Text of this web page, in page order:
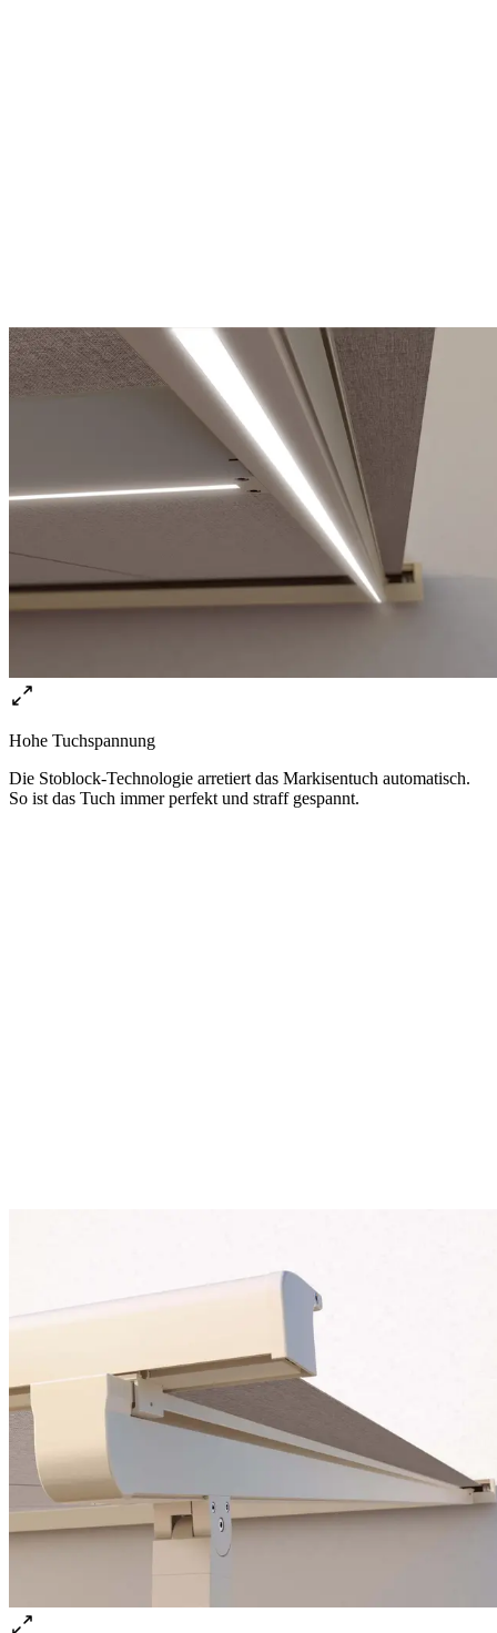
Hohe Tuchspannung
Die Stoblock-Technologie arretiert das Markisentuch automatisch.
So ist das Tuch immer perfekt und straff gespannt.